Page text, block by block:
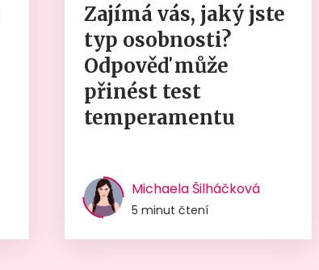
Zajímá vás, jaký jste
typ osobnosti?
Odpověď může
přinést test
temperamentu
Michaela Šilháčková
5 minut čtení